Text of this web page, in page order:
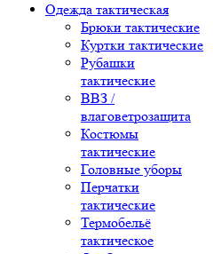
Одежда тактическая
Брюки тактические
Куртки тактические
Рубашки
тактические
ВВЗ /
влаговетрозащита
Костюмы
тактические
Головные уборы
Перчатки
тактические
Термобельё
тактическое